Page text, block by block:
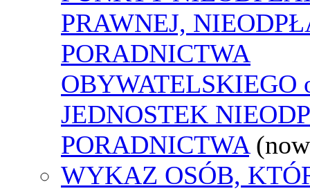
PRAWNEJ,
PORADNICTWA
OBYWATELSKIEGO
JEDNOSTEK
PORADNICTWA
WYKAZ OSÓB,